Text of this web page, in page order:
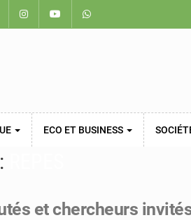
ECO ET BUSINESS
et chercheurs